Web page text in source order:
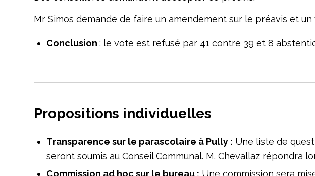
Mr Simos demande de faire un amendement sur le préavis et un
Conclusion : le vote est refusé par 41 contre 39 et 8
Propositions individuelles
Transparence sur le parascolaire à Pully : Une liste de
seront soumis au Conseil Communal. M. Chevallaz répondra
Commission ad hoc sur le bureau : Une commission sera